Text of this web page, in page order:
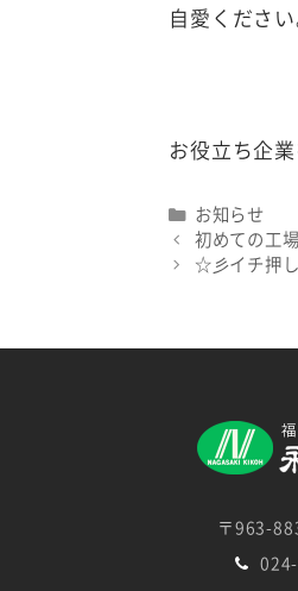
自愛ください
お役立ち企
Categories
お知らせ
初めての工
☆彡イチ押
〒963-